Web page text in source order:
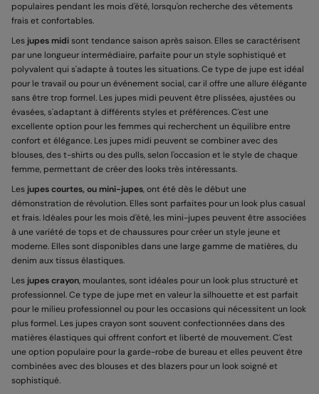
populaires pendant les mois d'été, lorsqu'on recherche des vêtements
frais et confortables.
Les jupes midisont tendance saison après saison. Elles se caractérisent
par une longueur intermédiaire, parfaite pour un style sophistiqué et
polyvalent qui s'adapte à toutes les situations. Ce type de jupe est idéal
pour le travail ou pour un événement social, car il offre une allure élégante
sans être trop formel. Les jupes midi peuvent être plissées, ajustées ou
évasées, s'adaptant à différents styles et préférences. C'est une
excellente option pour les femmes qui recherchent un équilibre entre
confort et élégance. Les jupes midi peuvent se combiner avec des
blouses, des t-shirts ou des pulls, selon l'occasion et le style de chaque
femme, permettant de créer des looks très intéressants.
Les jupes courtes, ou mini-jupes, ont été dès le début une
démonstration de révolution. Elles sont parfaites pour un look plus casual
et frais. Idéales pour les mois d'été, les mini-jupes peuvent être associées
à une variété de tops et de chaussures pour créer un style jeune et
moderne. Elles sont disponibles dans une large gamme de matières, du
denim aux tissus élastiques.
Les jupes crayon, moulantes, sont idéales pour un look plus structuré et
professionnel. Ce type de jupe met en valeur la silhouette et est parfait
pour le milieu professionnel ou pour les occasions qui nécessitent un look
plus formel. Les jupes crayon sont souvent confectionnées dans des
matières élastiques qui offrent confort et liberté de mouvement. C'est
une option populaire pour la garde-robe de bureau et elles peuvent être
combinées avec des blouses et des blazers pour un look soigné et
sophistiqué.